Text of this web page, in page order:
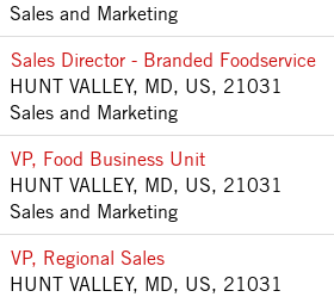
Sales and Marketing
Sales Director - Branded Foodservice
HUNT VALLEY, MD, US, 21031
Sales and Marketing
VP, Food Business Unit
HUNT VALLEY, MD, US, 21031
Sales and Marketing
VP, Regional Sales
HUNT VALLEY, MD, US, 21031